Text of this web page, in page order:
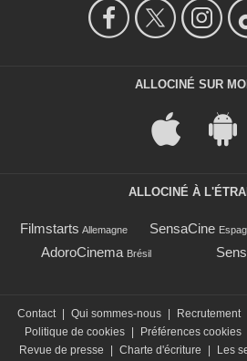
ALLOCINÉ SUR
ALLOCINÉ À
Filmstarts Allemagne SensaCine
AdoroCinema Brésil
Contact | Qui sommes-nous | Recrutement
Politique de cookies | Préférences cookies
Revue de presse
| Charte d'écriture | Les